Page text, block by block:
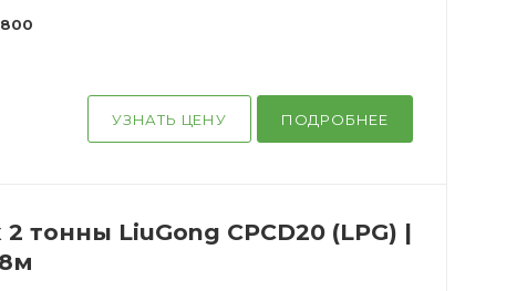
УЗНАТЬ ЦЕНУ ПОДРОБНЕЕ
тонны LiuGong CPCD20 (LPG) |